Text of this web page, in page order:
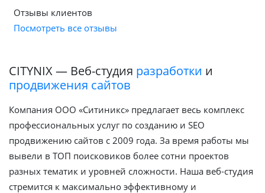
Отзывы клиентов
Посмотреть все отзывы
CITYNIX — Веб-студия разработки и
продвижения сайтов
Компания ООО «Ситиникс» предлагает весь комплекс
профессиональных услуг по созданию и SEO
продвижению сайтов с 2009 года. За время работы мы
вывели в ТОП поисковиков более сотни проектов
разных тематик и уровней сложности. Наша веб-студия
стремится к максимально эффективному и